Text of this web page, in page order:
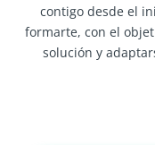
contigo desde el
formarte, con el
solución y